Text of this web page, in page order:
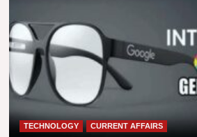
,
इतिहास
का
प्रयास
किया
TECHNOLOGY CURRENT AFFAIRS